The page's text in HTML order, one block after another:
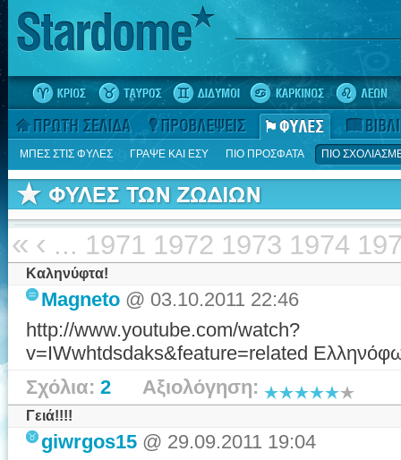
ΜΠΕΣ ΣΤΙΣ ΦΥΛΕΣ ΓΡΑΨΕ ΚΑΙ ΕΣΥ ΠΙΟ ΠΡΟΣΦΑΤΑ ΠΙΟ
« ‹ ... 1971 1972 1973 1974
Καληνύφτα!
Magneto @ 03.10.2011 22:46
http://www.youtube.com/watch?
v=IWwhtdsdaks&feature=related
Σχόλια: 2 Αξιολόγηση:
Γειά!!!!
giwrgos15 @ 29.09.2011 19:04